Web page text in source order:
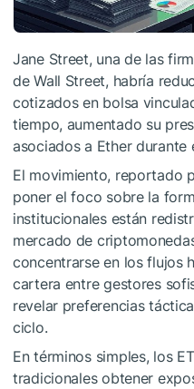
Jane Street, una de las
de Wall Street, habría
cotizados en bolsa
tiempo, aumentado su
asociados a Ether
El movimiento, reportado
poner el foco sobre la
institucionales están
mercado de
concentrarse en los flujos
cartera entre gestores
revelar preferencias
ciclo.
En términos simples, los
tradicionales obtener